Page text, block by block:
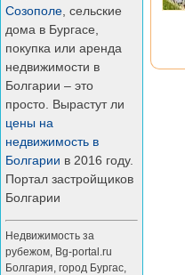
Созополе , сельские
дома в Бургасе,
покупка или аренда
недвижимости в
Болгарии – это
просто. Вырастут ли
цены на
недвижимость в
Болгарии в 2016 году.
Портал застройщиков
Болгарии
Недвижимость за
рубежом, Bg-portal.ru
Болгария, город Бургас,